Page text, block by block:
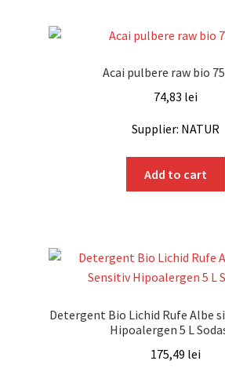
Acai pulbere raw bio
74,83 lei
Supplier: NATUR
Add to cart
Detergent Bio Lichid Rufe Albe
Hipoalergen 5 L
175,49 lei